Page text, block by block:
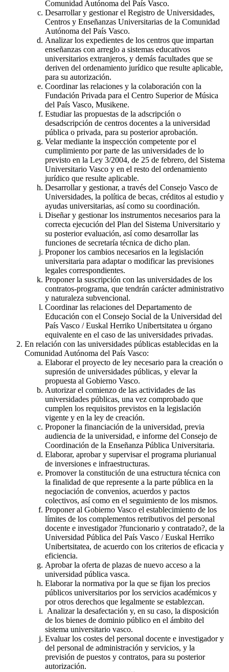
Comunidad Autónoma del País Vasco.
Desarrollar y gestionar el Registro de Universidades,
Centros y Enseñanzas Universitarias de la Comunidad
Autónoma del País Vasco.
Analizar los expedientes de los centros que impartan
enseñanzas con arreglo a sistemas educativos
universitarios extranjeros, y demás facultades que se
deriven del ordenamiento jurídico que resulte aplicable,
para su autorización.
Coordinar las relaciones y la colaboración con la
Fundación Privada para el Centro Superior de Música
del País Vasco, Musikene.
Estudiar las propuestas de la adscripción o
desadscripción de centros docentes a la universidad
pública o privada, para su posterior aprobación.
Velar mediante la inspección competente por el
cumplimiento por parte de las universidades de lo
previsto en la Ley 3/2004, de 25 de febrero, del Sistema
Universitario Vasco y en el resto del ordenamiento
jurídico que resulte aplicable.
Desarrollar y gestionar, a través del Consejo Vasco de
Universidades, la política de becas, créditos al estudio y
ayudas universitarias, así como su coordinación.
Diseñar y gestionar los instrumentos necesarios para la
correcta ejecución del Plan del Sistema Universitario y
su posterior evaluación, así como desarrollar las
funciones de secretaría técnica de dicho plan.
Proponer los cambios necesarios en la legislación
universitaria para adaptar o modificar las previsiones
legales correspondientes.
Proponer la suscripción con las universidades de los
contratos-programa, que tendrán carácter administrativo
y naturaleza subvencional.
Coordinar las relaciones del Departamento de
Educación con el Consejo Social de la Universidad del
País Vasco / Euskal Herriko Unibertsitatea u órgano
equivalente en el caso de las universidades privadas.
En relación con las universidades públicas establecidas en la
Comunidad Autónoma del País Vasco:
Elaborar el proyecto de ley necesario para la creación o
supresión de universidades públicas, y elevar la
propuesta al Gobierno Vasco.
Autorizar el comienzo de las actividades de las
universidades públicas, una vez comprobado que
cumplen los requisitos previstos en la legislación
vigente y en la ley de creación.
Proponer la financiación de la universidad, previa
audiencia de la universidad, e informe del Consejo de
Coordinación de la Enseñanza Pública Universitaria.
Elaborar, aprobar y supervisar el programa plurianual
de inversiones e infraestructuras.
Promover la constitución de una estructura técnica con
la finalidad de que represente a la parte pública en la
negociación de convenios, acuerdos y pactos
colectivos, así como en el seguimiento de los mismos.
Proponer al Gobierno Vasco el establecimiento de los
límites de los complementos retributivos del personal
docente e investigador ?funcionario y contratado?, de la
Universidad Pública del País Vasco / Euskal Herriko
Unibertsitatea, de acuerdo con los criterios de eficacia y
eficiencia.
Aprobar la oferta de plazas de nuevo acceso a la
universidad pública vasca.
Elaborar la normativa por la que se fijan los precios
públicos universitarios por los servicios académicos y
por otros derechos que legalmente se establezcan.
Analizar la desafectación y, en su caso, la disposición
de los bienes de dominio público en el ámbito del
sistema universitario vasco.
Evaluar los costes del personal docente e investigador y
del personal de administración y servicios, y la
previsión de puestos y contratos, para su posterior
autorización.